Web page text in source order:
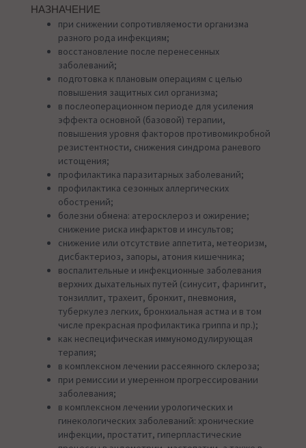
НАЗНАЧЕНИЕ
при снижении сопротивляемости организма
разного рода инфекциям;
восстановление после перенесенных
заболеваний;
подготовка к плановым операциям с целью
повышения защитных сил организма;
в послеоперационном периоде для усиления
эффекта основной (базовой) терапии,
повышения уровня факторов противомикробной
резистентности, снижения синдрома раневого
истощения;
профилактика паразитарных заболеваний;
профилактика сезонных аллергических
обострений;
болезни обмена: атеросклероз и ожирение;
снижение риска инфарктов и инсультов;
снижение или отсутствие аппетита, метеоризм,
дисбактериоз, запоры, атония кишечника;
воспалительные и инфекционные заболевания
верхних дыхательных путей (синусит, фарингит,
тонзиллит, трахеит, бронхит, пневмония,
туберкулез легких, бронхиальная астма и в том
числе прекрасная профилактика гриппа и пр.);
как неспецифическая иммуномодулирующая
терапия;
в комплексном лечении рассеянного склероза;
при ремиссии и умеренном прогрессировании
заболевания;
в комплексном лечении урологических и
гинекологических заболеваний: хронические
инфекции, простатит, гиперпластические